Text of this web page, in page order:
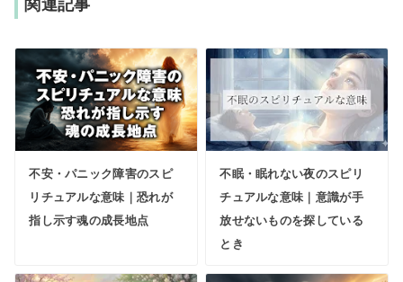
関連記事
不安・パニック障害のスピ
リチュアルな意味｜恐れが
指し示す魂の成長地点
不眠・眠れない夜のスピリ
チュアルな意味｜意識が手
放せないものを探している
とき